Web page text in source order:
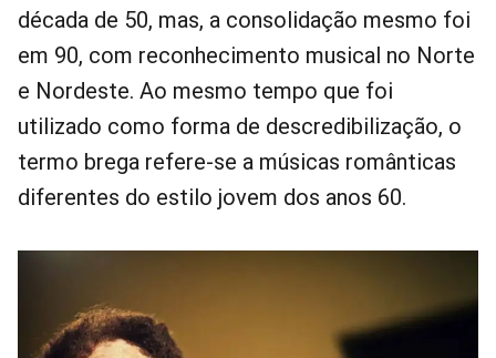
década de 50, mas, a consolidação mesmo foi
em 90, com reconhecimento musical no Norte
e Nordeste. Ao mesmo tempo que foi
utilizado como forma de descredibilização, o
termo brega refere-se a músicas românticas
diferentes do estilo jovem dos anos 60.